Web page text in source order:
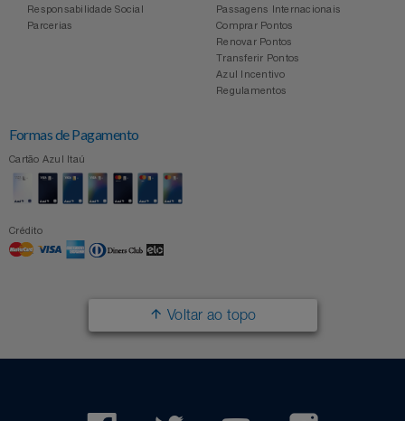
Responsabilidade Social
Parcerias
Passagens Internacionais
Comprar Pontos
Renovar Pontos
Transferir Pontos
Azul Incentivo
Regulamentos
Formas de Pagamento
Cartão Azul Itaú
Crédito
Voltar ao topo